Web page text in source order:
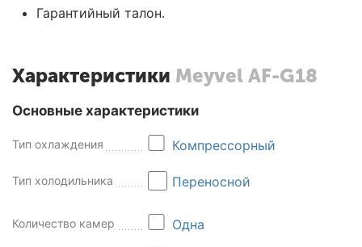
Гарантийный талон.
Характеристики Meyvel AF-G18
Основные характеристики
Тип охлаждения Компрессорный
Тип холодильника Переносной
Количество камер Одна